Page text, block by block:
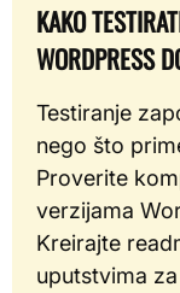
KAKO
WORDPRESS
Testiranje
nego što
Proverite
verzijama
Kreirajte
uputstvima